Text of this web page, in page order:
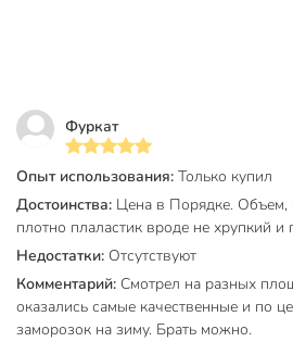
Фуркат
Опыт использования: Только купил
Достоинства: Цена в Порядке.
плотно плаластик вроде не хрупкий
Недостатки: Отсутствуют
Комментарий: Смотрел на разных
оказались самые качественные и по
заморозок на зиму. Брать можно.